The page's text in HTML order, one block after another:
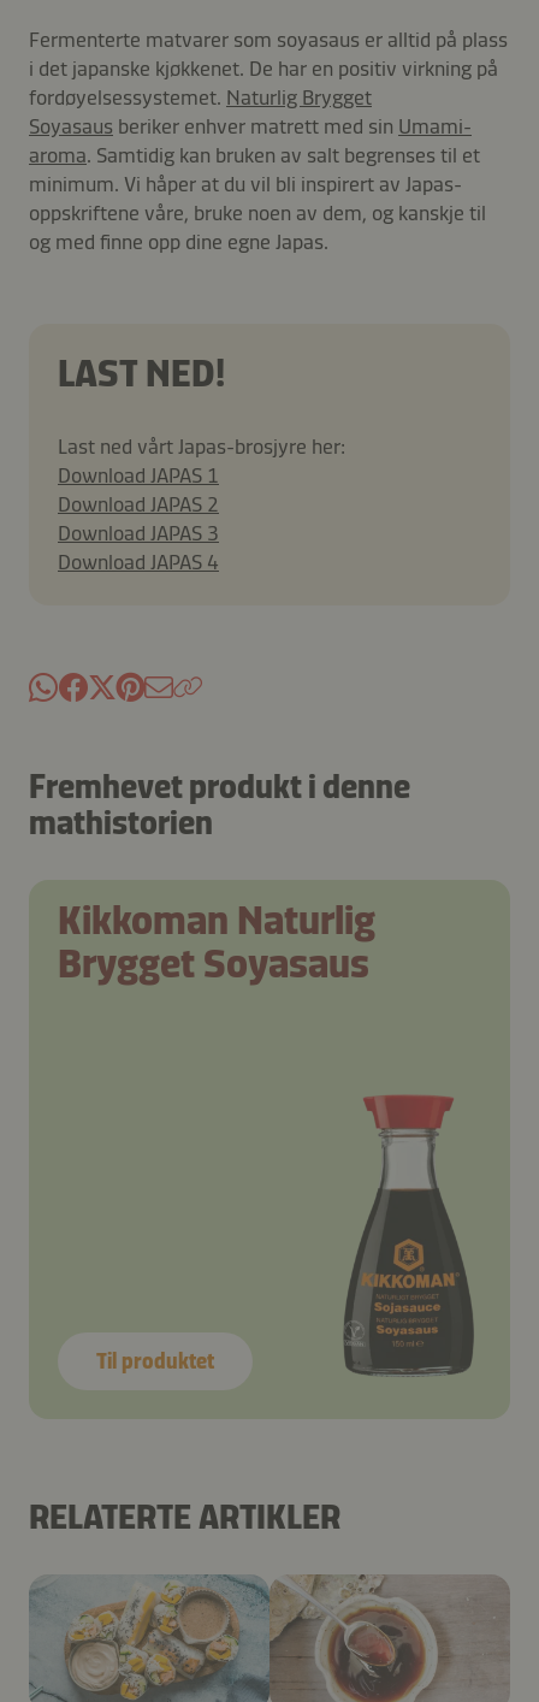
Fermenterte matvarer som soyasaus er alltid på plass
i det japanske kjøkkenet. De har en positiv virkning på
fordøyelsessystemet. Naturlig Brygget
Soyasaus beriker enhver matrett med sin Umami-
aroma. Samtidig kan bruken av salt begrenses til et
minimum. Vi håper at du vil bli inspirert av Japas-
oppskriftene våre, bruke noen av dem, og kanskje til
og med finne opp dine egne Japas.
LAST NED!
Last ned vårt Japas-brosjyre her:
Download JAPAS 1
Download JAPAS 2
Download JAPAS 3
Download JAPAS 4
Fremhevet produkt i denne
mathistorien
Kikkoman Naturlig
Brygget Soyasaus
Til produktet
RELATERTE ARTIKLER